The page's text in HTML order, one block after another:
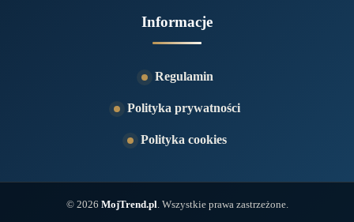
Informacje
Regulamin
Polityka prywatności
Polityka cookies
© 2026 MojTrend.pl . Wszystkie prawa zastrzeżone.